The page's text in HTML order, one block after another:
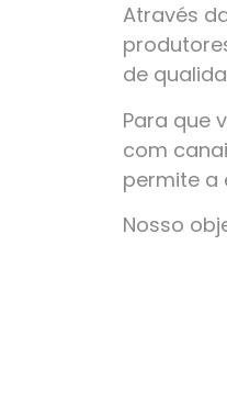
Através
de
Para que
com
permite a
Nosso